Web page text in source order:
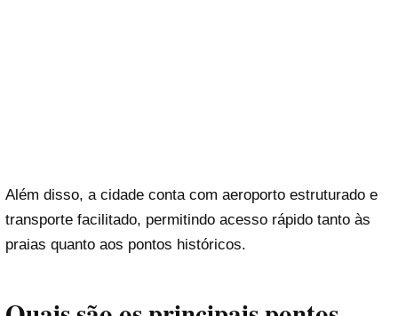
Além disso, a cidade conta com aeroporto estruturado e
transporte facilitado, permitindo acesso rápido tanto às
praias quanto aos pontos históricos.